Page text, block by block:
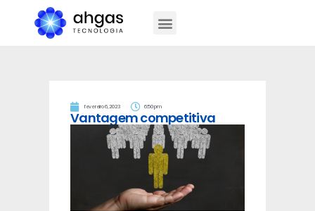
fevereiro 6, 2023 6:50 pm
Vantagem competitiva